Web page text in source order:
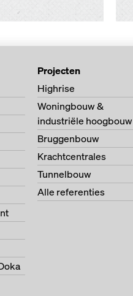
Projecten
Highrise
Woningbouw &
industriële hoogbouw
Bruggenbouw
Krachtcentrales
Tunnelbouw
Alle referenties